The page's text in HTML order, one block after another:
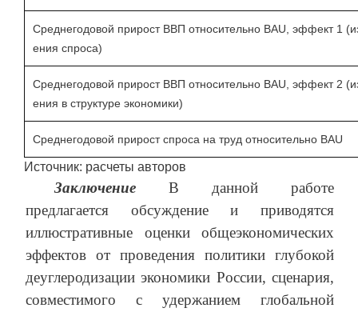
Среднегодовой прирост ВВП относительно BAU, эффект 1
ения спроса)
Среднегодовой прирост ВВП относительно BAU, эффект 2
ения в структуре экономики)
Среднегодовой прирост спроса на труд относительно BAU
Источник: расчеты авторов
Заключение В данной работе
предлагается обсуждение и приводятся
иллюстративные оценки общеэкономических
эффектов от проведения политики глубокой
деуглеродизации экономики России, сценария,
совместимого с удержанием глобальной